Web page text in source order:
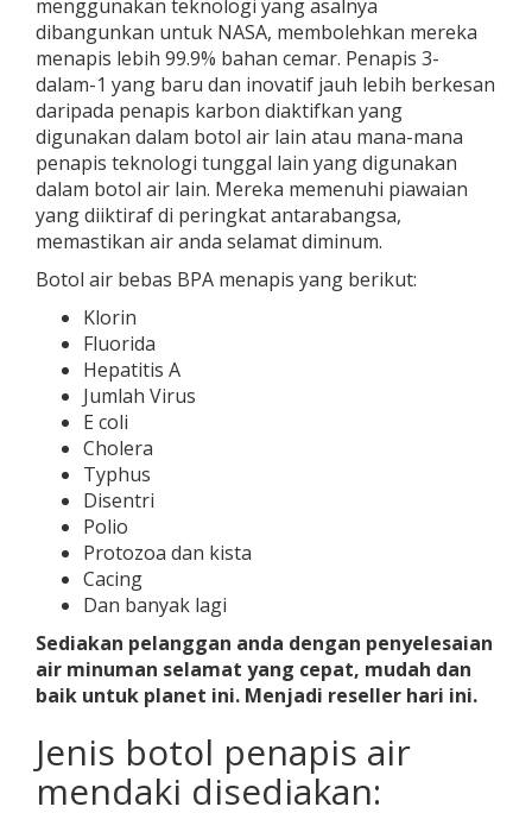
menggunakan teknologi yang asalnya
dibangunkan untuk NASA, membolehkan mereka
menapis lebih 99.9% bahan cemar. Penapis 3-
dalam-1 yang baru dan inovatif jauh lebih berkesan
daripada penapis karbon diaktifkan yang
digunakan dalam botol air lain atau mana-mana
penapis teknologi tunggal lain yang digunakan
dalam botol air lain. Mereka memenuhi piawaian
yang diiktiraf di peringkat antarabangsa,
memastikan air anda selamat diminum.
Botol air bebas BPA menapis yang berikut:
Klorin
Fluorida
Hepatitis A
Jumlah Virus
E coli
Cholera
Typhus
Disentri
Polio
Protozoa dan kista
Cacing
Dan banyak lagi
Sediakan pelanggan anda dengan penyelesaian
air minuman selamat yang cepat, mudah dan
baik untuk planet ini. Menjadi reseller hari ini.
Jenis botol penapis air
mendaki disediakan: